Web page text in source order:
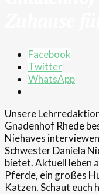
Facebook
Twitter
WhatsApp
Unsere
Gnadenhof Rhede
Niehaves
Schwester Daniela
bietet. Aktuell leben
Pferde, ein großes
Katzen. Schaut euch